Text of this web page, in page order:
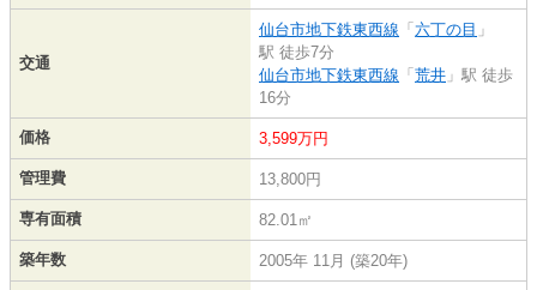
交通
仙台市地下鉄東西線 「 六丁の目 」
駅 徒歩7分
仙台市地下鉄東西線 「 荒井 」駅 徒歩
16分
価格 3,599万円
管理費 13,800円
専有面積 82.01㎡
築年数 2005年 11月 (築20年)